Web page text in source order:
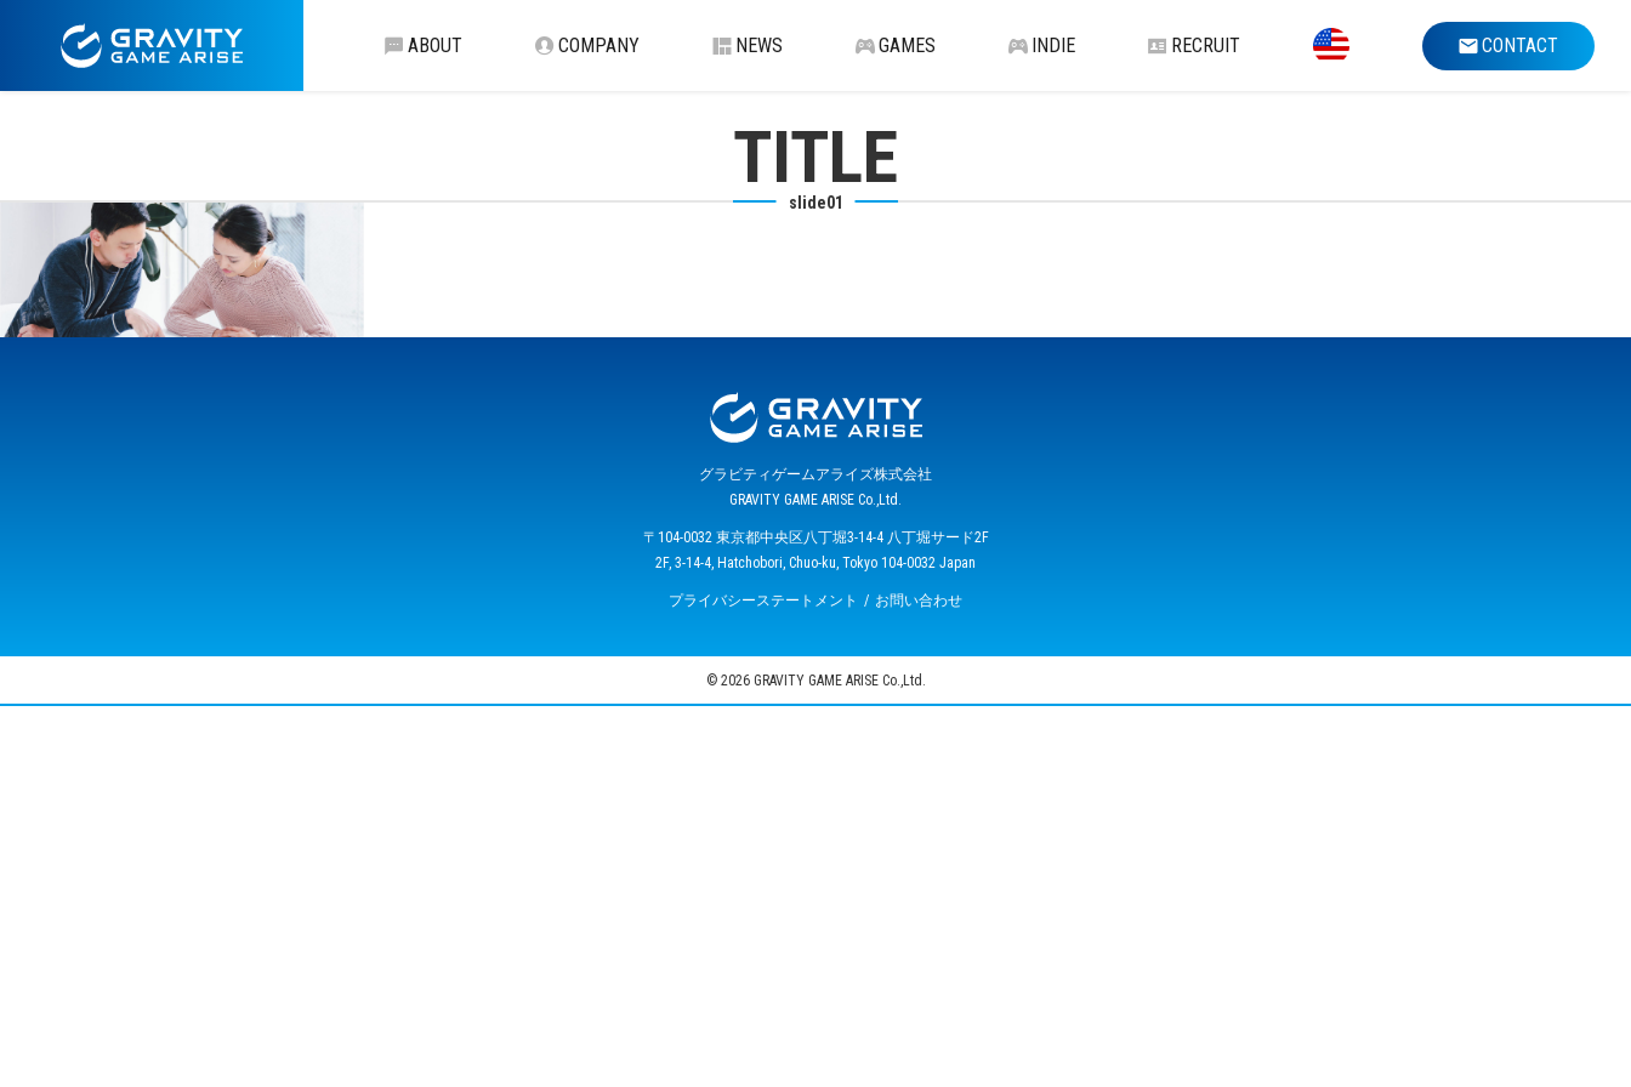
ABOUT COMPANY NEWS GAMES INDIE RECRUIT CONTACT
TITLE
slide01
グラビティゲームアライズ株式会社
GRAVITY GAME ARISE Co.,Ltd.
〒104-0032 東京都中央区八丁堀3-14-4 八丁堀サード2F
2F, 3-14-4, Hatchobori, Chuo-ku, Tokyo 104-0032 Japan
プライバシーステートメント お問い合わせ
© 2026 GRAVITY GAME ARISE Co.,Ltd.